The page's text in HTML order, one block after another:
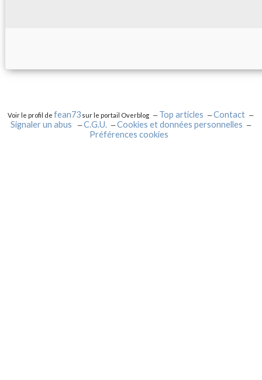
Voir le profil defean73 sur le portail Overblog Top articles
Contact
Signaler un abus
C.G.U.
Cookies et données personnelles
Préférences cookies